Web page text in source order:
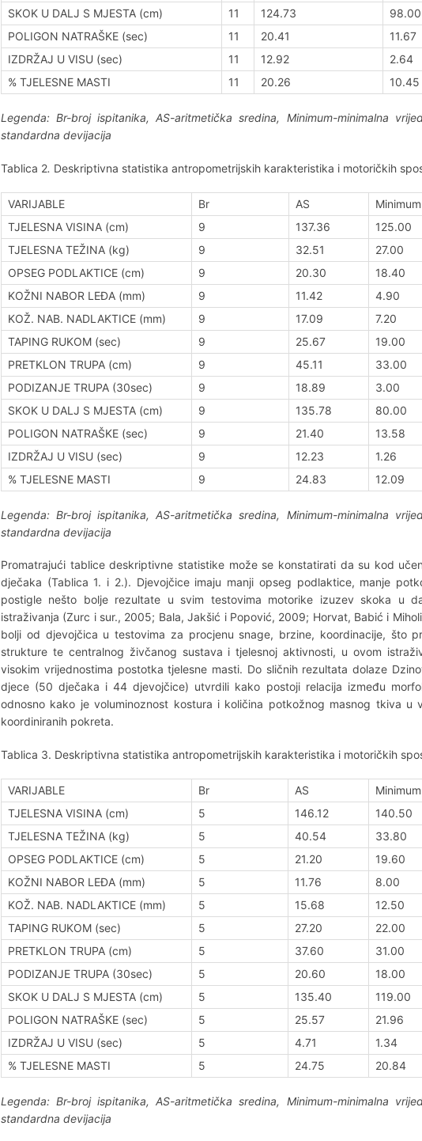
SKOK U DALJ S MJESTA (cm)
11 124.73 98.00
POLIGON NATRAŠKE (sec)
11 20.41 11.67
IZDRŽAJ U VISU (sec)
11 12.92 2.64
% TJELESNE MASTI
11 20.26 10.45
Legenda: Br-broj ispitanika, AS-aritmetička sredina, Minimum-minimalna
standardna devijacija
Tablica 2. Deskriptivna statistika antropometrijskih karakteristika i motoričkih
VARIJABLE Br AS Minimum
TJELESNA VISINA (cm)
9 137.36 125.00
TJELESNA TEŽINA (kg)
9 32.51 27.00
OPSEG PODLAKTICE (cm)
9 20.30 18.40
KOŽNI NABOR LEĐA (mm)
9 11.42 4.90
KOŽ. NAB. NADLAKTICE (mm)
9 17.09 7.20
TAPING RUKOM (sec)
9 25.67 19.00
PRETKLON TRUPA (cm)
9 45.11 33.00
PODIZANJE TRUPA (30sec)
9 18.89 3.00
SKOK U DALJ S MJESTA (cm)
9 135.78 80.00
POLIGON NATRAŠKE (sec)
9 21.40 13.58
IZDRŽAJ U VISU (sec)
9 12.23 1.26
% TJELESNE MASTI
9 24.83 12.09
Legenda: Br-broj ispitanika, AS-aritmetička sredina, Minimum-minimalna
standardna devijacija
Promatrajući tablice deskriptivne statistike može se konstatirati da su kod
dječaka (Tablica 1. i 2.). Djevojčice imaju manji opseg podlaktice, manje
postigle nešto bolje rezultate u svim testovima motorike izuzev skoka u
istraživanja (Zurc i sur., 2005; Bala, Jakšić i Popović, 2009; Horvat, Babić i
bolji od djevojčica u testovima za procjenu snage, brzine, koordinacije, što
strukture te centralnog živčanog sustava i tjelesnoj aktivnosti, u ovom
visokim vrijednostima postotka tjelesne masti. Do sličnih rezultata dolaze
djece (50 dječaka i 44 djevojčice) utvrdili kako postoji relacija između
odnosno kako je voluminoznost kostura i količina potkožnog masnog tkiva u
koordiniranih pokreta.
Tablica 3. Deskriptivna statistika antropometrijskih karakteristika i motoričkih
VARIJABLE Br AS Minimum
TJELESNA VISINA (cm)
5 146.12 140.50
TJELESNA TEŽINA (kg)
5 40.54 33.80
OPSEG PODLAKTICE (cm)
5 21.20 19.60
KOŽNI NABOR LEĐA (mm)
5 11.76 8.00
KOŽ. NAB. NADLAKTICE (mm)
5 15.68 12.50
TAPING RUKOM (sec)
5 27.20 22.00
PRETKLON TRUPA (cm)
5 37.60 31.00
PODIZANJE TRUPA (30sec)
5 20.60 18.00
SKOK U DALJ S MJESTA (cm)
5 135.40 119.00
POLIGON NATRAŠKE (sec)
5 25.57 21.96
IZDRŽAJ U VISU (sec)
5 4.71 1.34
% TJELESNE MASTI
5 24.75 20.84
Legenda: Br-broj ispitanika, AS-aritmetička sredina, Minimum-minimalna
standardna devijacija